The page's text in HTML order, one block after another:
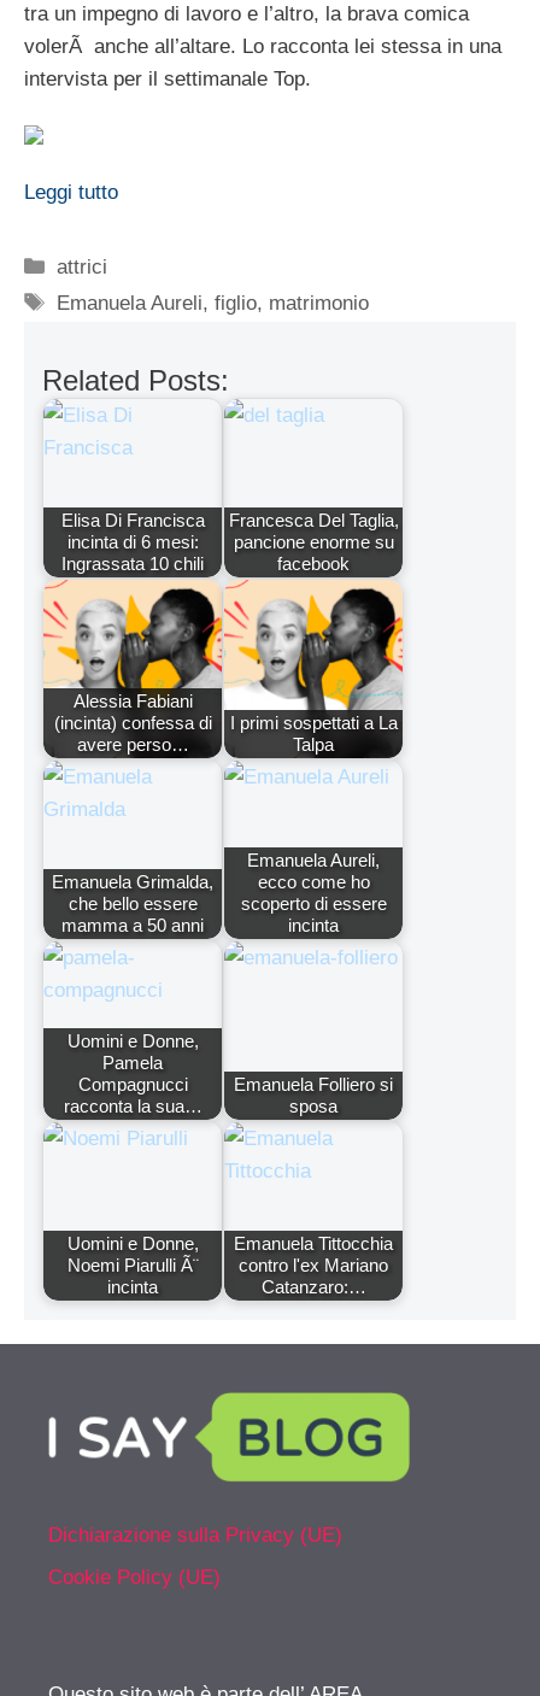
tra un impegno di lavoro e l’altro, la brava comica
volerÃ anche all’altare. Lo racconta lei stessa in una
intervista per il settimanale Top.
Leggi tutto
Categorie
attrici
Tag
Emanuela Aureli,figlio, matrimonio
Related Posts:
Elisa Di Francisca
incinta di 6 mesi:
Ingrassata 10 chili
Francesca Del Taglia,
pancione enorme su
facebook
Alessia Fabiani
(incinta) confessa di
avere perso…
I primi sospettati a La
Talpa
Emanuela Grimalda,
che bello essere
mamma a 50 anni
Emanuela Aureli,
ecco come ho
scoperto di essere
incinta
Uomini e Donne,
Pamela
Compagnucci
racconta la sua…
Emanuela Folliero si
sposa
Uomini e Donne,
Noemi Piarulli Ã¨
incinta
Emanuela Tittocchia
contro l'ex Mariano
Catanzaro:…
Dichiarazione sulla Privacy (UE)
Cookie Policy (UE)